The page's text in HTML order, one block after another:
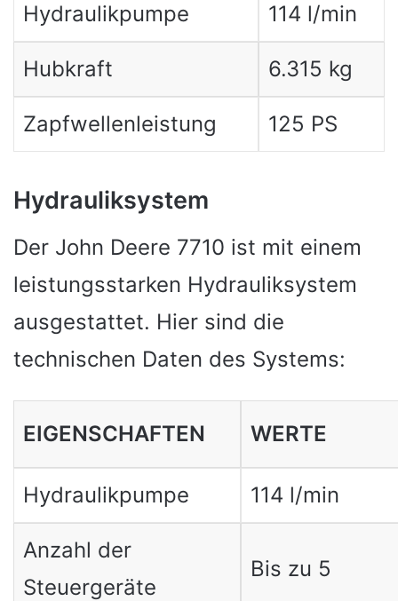
Hydraulikpumpe 114 l/min
Hubkraft 6.315 kg
Zapfwellenleistung 125 PS
Hydrauliksystem
Der John Deere 7710 ist mit einem
leistungsstarken Hydrauliksystem
ausgestattet. Hier sind die
technischen Daten des Systems:
EIGENSCHAFTEN WERTE
Hydraulikpumpe 114 l/min
Anzahl der
Steuergeräte
Bis zu 5